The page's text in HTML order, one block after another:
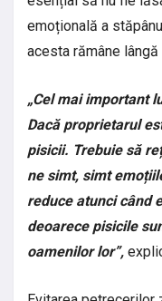
emoțională a
acesta rămâne lângă
„Cel mai important
Dacă proprietarul
pisicii. Trebuie să
ne simt, simt
reduce atunci când
deoarece pisicile
oamenilor lor”,